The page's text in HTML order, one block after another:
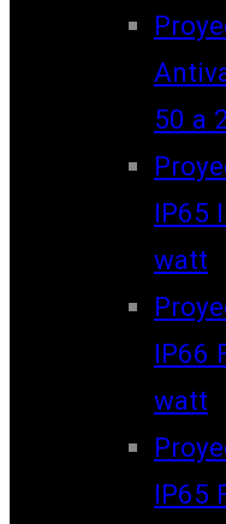
50 a
IP65
watt
IP66
watt
IP65